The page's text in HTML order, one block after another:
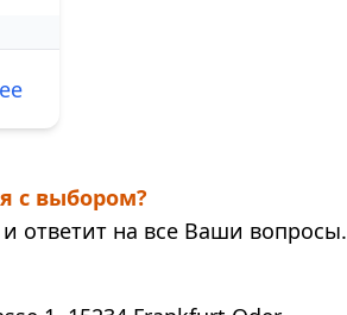
с выбором?
ответит на все Ваши вопросы.